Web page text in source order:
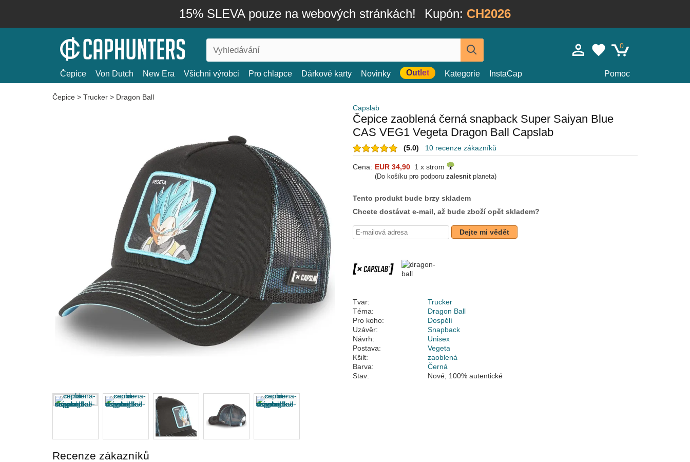
15% SLEVA pouze na webových stránkách! Kupón: CH2026
0
Čepice Von Dutch New Era Všichni výrobci Pro chlapce Dárkové karty Novinky Outlet Kategorie InstaCap Pomoc
Čepice > Trucker > Dragon Ball
Capslab
Čepice zaoblená černá snapback Super Saiyan Blue
CAS VEG1 Vegeta Dragon Ball Capslab
(5.0) 10 recenze zákazníků
Cena: EUR 34,90 1 x strom
(Do košíku pro podporu zalesnitplaneta)
Tento produkt bude brzy skladem
Chcete dostávat e-mail, až bude zboží opět skladem?
Dejte mi vědět
Tvar:
Trucker
Téma:
Dragon Ball
Pro koho:
Dospělí
Uzávěr:
Snapback
Návrh:
Unisex
Postava:
Vegeta
Kšilt:
zaoblená
Barva:
Černá
Stav:
Nové; 100% autentické
Recenze zákazníků